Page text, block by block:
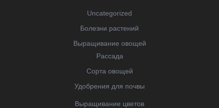
Uncategorized
Болезни растений
Выращивание овощей
Рассада
Сорта овощей
Удобрения для почвы
Выращивание цветов